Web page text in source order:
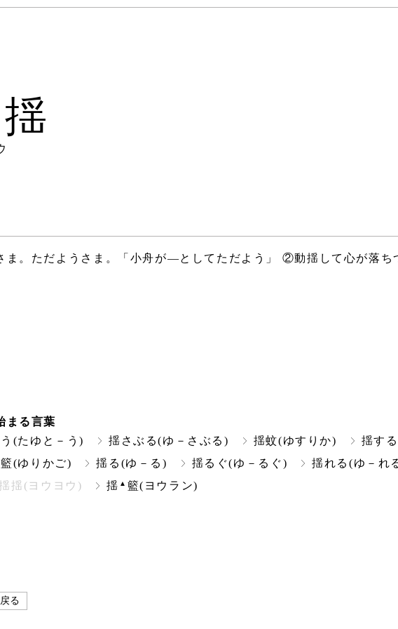
。ただようさま。「小舟が―としてただよう」 ②動揺して心が落ち
まる言葉
(たゆと－う) 揺さぶる(ゆ－さぶる) 揺蚊(ゆすりか) 揺す
籃(ゆりかご) 揺る(ゆ－る) 揺るぐ(ゆ－るぐ) 揺れる(ゆ－れ
揺(ヨウヨウ) 揺 ▲ 籃(ヨウラン)
る